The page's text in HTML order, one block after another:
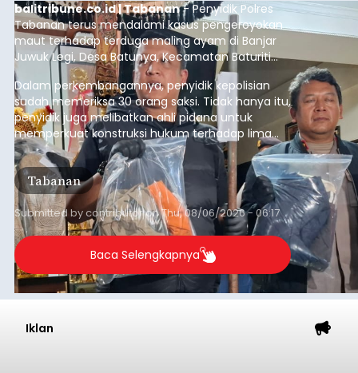
balitribune.co.id | Tabanan- Penyidik Polres
Tabanan terus mendalami kasus pengeroyokan
maut terhadap terduga maling ayam di Banjar
Juwuk Legi, Desa Batunya, Kecamatan Baturiti
yang terjadi beberapa waktu lalu.
Dalam perkembangannya, penyidik kepolisian
sudah memeriksa 30 orang saksi. Tidak hanya itu,
penyidik juga melibatkan ahli pidana untuk
memperkuat konstruksi hukum terhadap lima
orang tersangka yang saat ini ditahan.
Tabanan
Submitted bycontributoronThu, 08/06/2026 - 06:17
Baca Selengkapnya
Iklan